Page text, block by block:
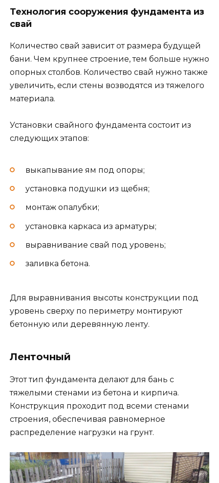
Технология сооружения фундамента из
свай
Количество свай зависит от размера будущей
бани. Чем крупнее строение, тем больше нужно
опорных столбов. Количество свай нужно также
увеличить, если стены возводятся из тяжелого
материала.
Установки свайного фундамента состоит из
следующих этапов:
выкапывание ям под опоры;
установка подушки из щебня;
монтаж опалубки;
установка каркаса из арматуры;
выравнивание свай под уровень;
заливка бетона.
Для выравнивания высоты конструкции под
уровень сверху по периметру монтируют
бетонную или деревянную ленту.
Ленточный
Этот тип фундамента делают для бань с
тяжелыми стенами из бетона и кирпича.
Конструкция проходит под всеми стенами
строения, обеспечивая равномерное
распределение нагрузки на грунт.